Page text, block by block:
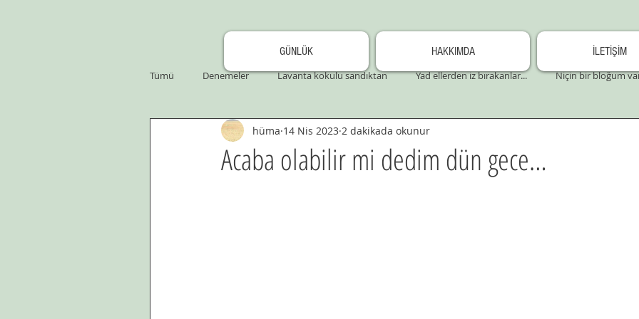
GÜNLÜK HAKKIMDA
İLETİŞİM
Tümü
Denemeler Lavanta kokulu sandıktan Yad ellerden iz bırakanlar... Niçin bir bloğum
Acaba olabilir mi dedim dün gece…
hüma 14 Nis 2023 2 dakikada okunur